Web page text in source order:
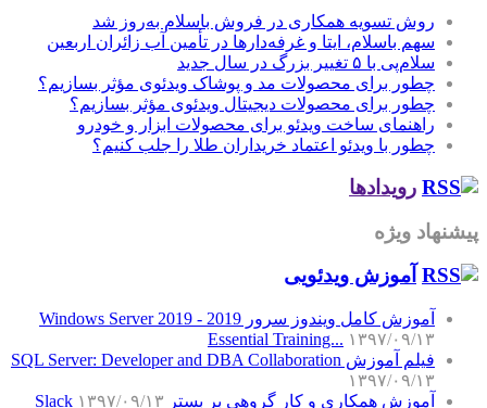
روش تسویه همکاری در فروش باسلام به‌روز شد
سهم باسلام، ایتا و غرفه‌دارها در تأمین آب زائران اربعین
سلام‌پی با ۵ تغییر بزرگ در سال جدید
چطور برای محصولات مد و پوشاک ویدئوی مؤثر بسازیم؟
چطور برای محصولات دیجیتال ویدئوی مؤثر بسازیم؟
راهنمای ساخت ویدئو برای محصولات ابزار و خودرو
چطور با ویدئو اعتماد خریداران طلا را جلب کنیم؟
رویدادها
پیشنهاد ویژه
آموزش‌ ویدئویی
آموزش کامل ویندوز سرور 2019 - Windows Server 2019
Essential Training... ۱۳۹۷/۰۹/۱۳
فیلم آموزش SQL Server: Developer and DBA Collaboration
۱۳۹۷/۰۹/۱۳
آموزش همکاری و کار گروهی بر بستر Slack ۱۳۹۷/۰۹/۱۳